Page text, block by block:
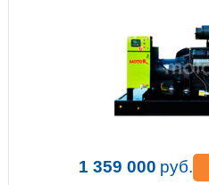
1 359 000 руб.